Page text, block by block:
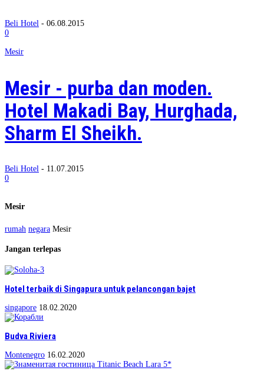
Beli Hotel - 06.08.2015
0
Mesir
Mesir - purba dan moden.
Hotel Makadi Bay, Hurghada,
Sharm El Sheikh.
Beli Hotel - 11.07.2015
0
Mesir
rumah negara Mesir
Jangan terlepas
Hotel terbaik di Singapura untuk pelancongan bajet
singapore 18.02.2020
Budva Riviera
Montenegro 16.02.2020